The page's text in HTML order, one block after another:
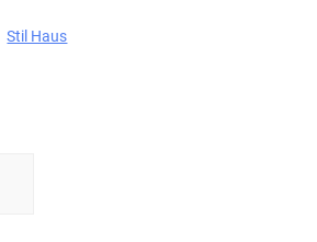
Stil Haus